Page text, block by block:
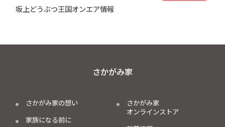
坂上どうぶつ王国オンエア情報
さかがみ家
さかがみ家の想い
家族になる前に
さかがみ家
オンラインストア